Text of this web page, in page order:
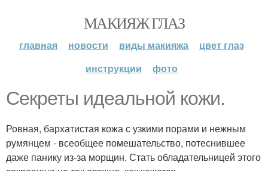
МАКИЯЖ ГЛАЗ
главная новости виды макияжа
цвет глаз
инструкции
фото
Секреты идеальной кожи.
Ровная, бархатистая кожа с узкими порами и нежным
румянцем - всеобщее помешательство, потеснившее
даже панику из-за морщин. Стать обладательницей этого